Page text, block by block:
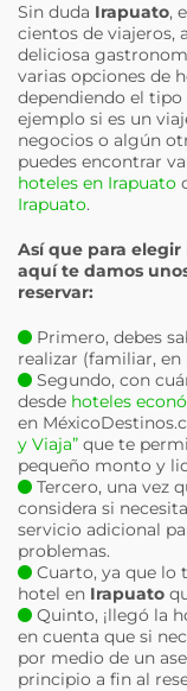
Sin duda Irapuato,
cientos de viajeros,
deliciosa
varias opciones de
dependiendo el tipo
ejemplo si es un
negocios o algún
puedes encontrar
hoteles en Irapuato
Irapuato.
Así que para
aquí te damos
reservar:
Primero, debes
realizar (familiar, en
Segundo, con
desde hoteles
en
y Viaja” que te
pequeño monto y
Tercero, una vez
considera si
servicio adicional
problemas.
Cuarto, ya que lo
hotel en Irapuato
Quinto, ¡llegó la
en cuenta que si
por medio de un
principio a fin al